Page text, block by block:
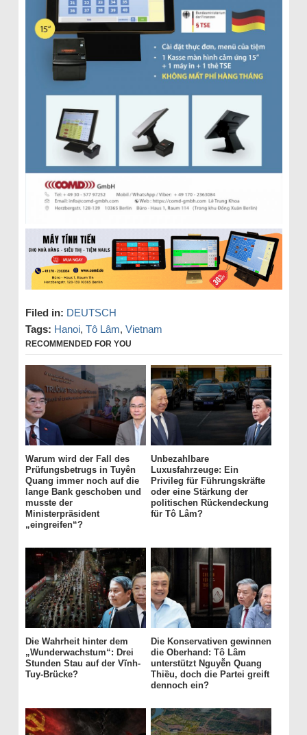
Filed in: DEUTSCH
Tags: Hanoi, Tô Lâm, Vietnam
RECOMMENDED FOR YOU
Warum wird der Fall des
Prüfungsbetrugs in Tuyên
Quang immer noch auf die
lange Bank geschoben und
musste der
Ministerpräsident
„eingreifen“?
Unbezahlbare
Luxusfahrzeuge: Ein
Privileg für Führungskräfte
oder eine Stärkung der
politischen Rückendeckung
für Tô Lâm?
Die Wahrheit hinter dem
„Wunderwachstum“: Drei
Stunden Stau auf der Vĩnh-
Tuy-Brücke?
Die Konservativen gewinnen
die Oberhand: Tô Lâm
unterstützt Nguyễn Quang
Thiều, doch die Partei greift
dennoch ein?